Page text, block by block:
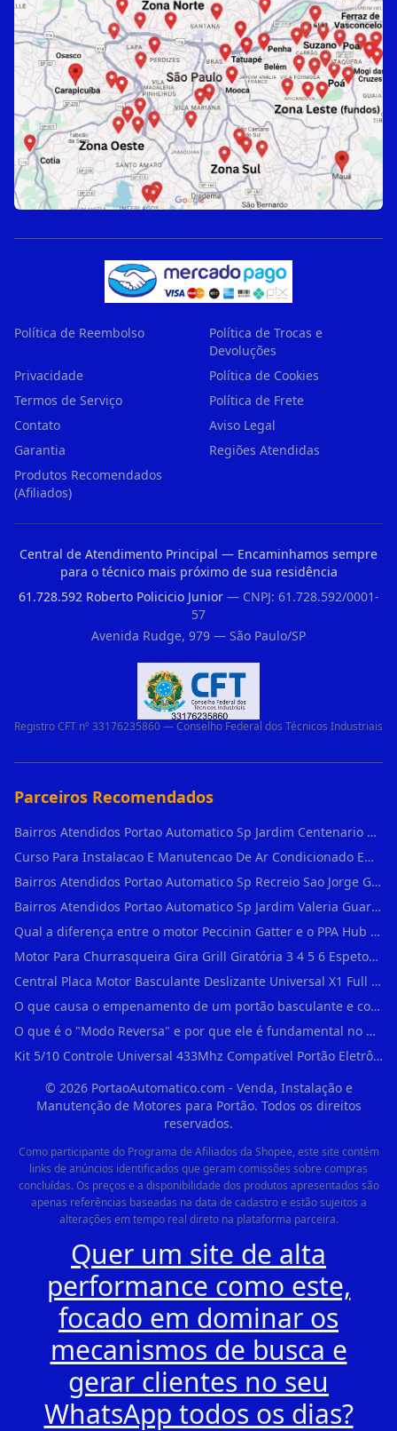
Política de Reembolso
Política de Trocas e
Devoluções
Privacidade
Política de Cookies
Termos de Serviço
Política de Frete
Contato
Aviso Legal
Garantia
Regiões Atendidas
Produtos Recomendados
(Afiliados)
Central de Atendimento Principal — Encaminhamos sempre
para o técnico mais próximo de sua residência
61.728.592 Roberto Policicio Junior— CNPJ: 61.728.592/0001-
57
Avenida Rudge, 979 — São Paulo/SP
Registro CFT nº 33176235860 — Conselho Federal dos Técnicos Industriais
Parceiros Recomendados
Bairros Atendidos Portao Automatico Sp Jardim Centenario Guarulhos Sp Motor Para Portao Automatico Eletronico
Curso Para Instalacao E Manutencao De Ar Condicionado Em Sao Paulo
Bairros Atendidos Portao Automatico Sp Recreio Sao Jorge Guarulhos Sp Motor Para Portao Automatico Eletronico
Bairros Atendidos Portao Automatico Sp Jardim Valeria Guarulhos Sp Motor Para Portao Automatico Eletronico
Qual a diferença entre o motor Peccinin Gatter e o PPA Hub em Vila Romana?
Motor Para Churrasqueira Gira Grill Giratória 3 4 5 6 Espetos Gme Maxtorque Bivo em Cidade Dutra
Central Placa Motor Basculante Deslizante Universal X1 Full Range 433mhz em Vila Prudente
O que causa o empenamento de um portão basculante e como evitar em Campo Belo?
O que é o "Modo Reversa" e por que ele é fundamental no dia a dia em Itapevi?
Kit 5/10 Controle Universal 433Mhz Compatível Portão Eletrônico Garagem Residenc em Pinheiros
© 2026PortaoAutomatico.com - Venda, Instalação e
Manutenção de Motores para Portão. Todos os direitos
reservados.
Como participante do Programa de Afiliados da Shopee, este site contém
links de anúncios identificados que geram comissões sobre compras
concluídas. Os preços e a disponibilidade dos produtos apresentados são
apenas referências baseadas na data de cadastro e estão sujeitos a
alterações em tempo real direto na plataforma parceira.
Quer um site de alta
performance como este,
focado em dominar os
mecanismos de busca e
gerar clientes no seu
WhatsApp todos os dias?